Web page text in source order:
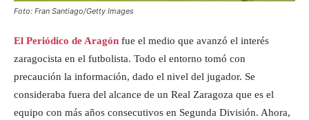
Foto: Fran Santiago/Getty Images
El Periódico de Aragón fue el medio que avanzó el interés
zaragocista en el futbolista. Todo el entorno tomó con
precaución la información, dado el nivel del jugador. Se
consideraba fuera del alcance de un Real Zaragoza que es el
equipo con más años consecutivos en Segunda División. Ahora,